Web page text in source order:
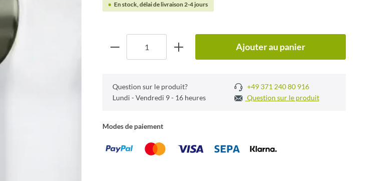
En stock, délai de livraison 2-4 jours
Ajouter au panier
Question sur le produit?
+49 371 240 80 916
Lundi - Vendredi 9 - 16 heures
Question sur le produit
Modes de paiement